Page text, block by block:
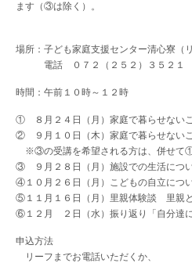
ます（③は除く）。
場所：子ども家庭支援センター清心寮（リ
電話 ０７２（２５２）３５２１
時間：午前１０時～１２時
① ８月２４日（月）家庭で暮らせない
② ９月１０日（木）家庭で暮らせない
※③の受講を希望される方は、併せて①
③ ９月２８日（月）施設での生活につ
④１０月２６日（月）こどもの自立につ
⑤１１月１６日（月）里親体験談 里親
⑥１２月 ２日（水）振り返り「自分達
申込方法
リーフまでお電話いただくか、